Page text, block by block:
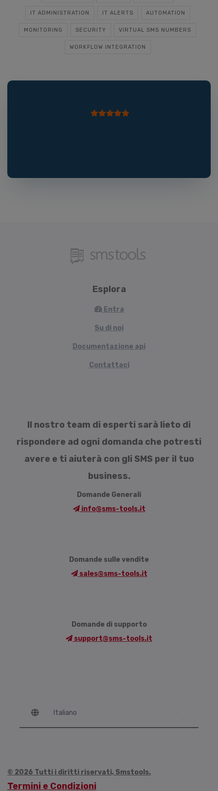
IT ADMINISTRATION IT ALERTS AUTOMATION
MONITORING SECURITY VIRTUAL SMS NUMBERS
WORKFLOW INTEGRATION
Esplora
Entra
Su di noi
Documentazione api
Contattaci
Il nostro team di esperti sarà lieto di
rispondere ad ogni domanda che potresti
avere e ti aiuterà con gli SMS per il tuo
business.
Domande Generali
info@sms-tools.it
Domande sulle vendite
sales@sms-tools.it
Domande di supporto
support@sms-tools.it
© 2026 Tutti i diritti riservati, Smstools.
Termini e Condizioni